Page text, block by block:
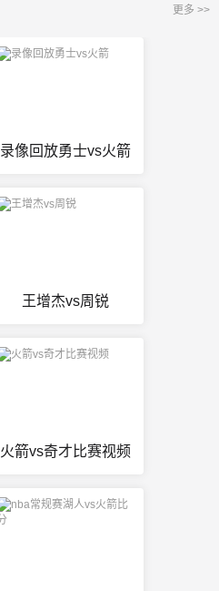
更多 >>
录像回放勇士vs火箭
王增杰vs周锐
火箭vs奇才比赛视频